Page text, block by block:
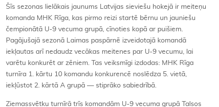
Šīs sezonas lielākais jaunums Latvijas sieviešu hokejā ir meiteņu
komanda MHK Rīga, kas pirmo reizi startē bērnu un jauniešu
čempionātā U-9 vecuma grupā, cīnoties kopā ar puišiem.
Pagājušajā sezonā Laimas paspārnē izveidotajā komandā
iekļautas arī nedaudz vecākas meitenes par U-9 vecumu, lai
varētu konkurēt ar zēniem. Tas veiksmīgi izdodas: MHK Rīga
turnīra 1. kārtu 10 komandu konkurencē noslēdza 5. vietā,
iekļūstot 2. kārtā A grupā — stiprāko sabiedrībā.
Ziemassvētku turnīrā trīs komandām U-9 vecuma grupā Talsos